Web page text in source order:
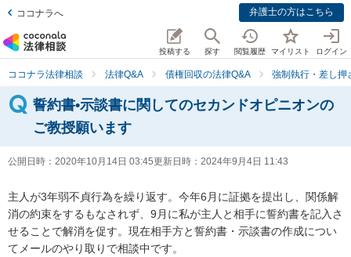
ココナラへ 弁護士の方はこちら
投稿する 探す 閲覧履歴 マイリスト ログイン
ココナラ法律相談 法律Q&A 債権回収の法律Q&A 強制執行・差し押
誓約書•示談書に関してのセカンドオピニオンの
ご教授願います
公開日時： 2020年10月14日 03:45更新日時： 2024年9月4日 11:43
主人が3年弱不貞行為を繰り返す。今年6月に証拠を提出し、関係解
消の約束をするもなされず、9月に私が主人と相手に誓約書を記入さ
せることで解消を促す。現在相手方と誓約書・示談書の作成につい
てメールのやり取りで相談中です。